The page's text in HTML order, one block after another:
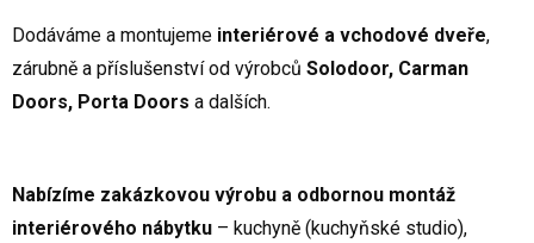
Dodáváme a montujeme interiérové a vchodové dveře,
zárubně a příslušenství od výrobců Solodoor, Carman
Doors, Porta Doors a dalších.
Nabízíme zakázkovou výrobu a odbornou montáž
interiérového nábytku – kuchyně (kuchyňské studio),